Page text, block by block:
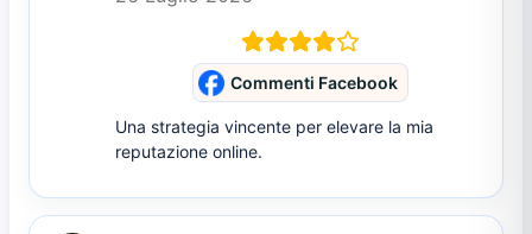
Commenti Facebook
Una strategia vincente per elevare la mia
reputazione online.